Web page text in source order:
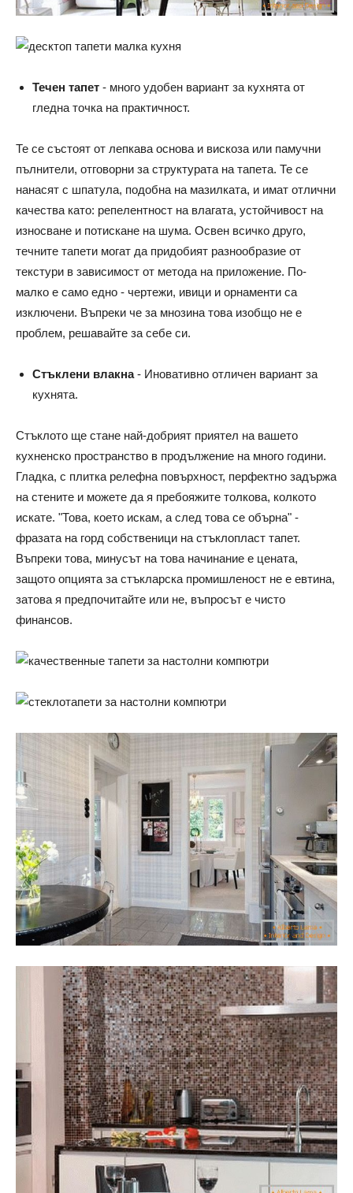
Течен тапет - много удобен вариант за кухнята от
гледна точка на практичност.
Те се състоят от лепкава основа и вискоза или памучни
пълнители, отговорни за структурата на тапета. Те се
нанасят с шпатула, подобна на мазилката, и имат отлични
качества като: репелентност на влагата, устойчивост на
износване и потискане на шума. Освен всичко друго,
течните тапети могат да придобият разнообразие от
текстури в зависимост от метода на приложение. По-
малко е само едно - чертежи, ивици и орнаменти са
изключени. Въпреки че за мнозина това изобщо не е
проблем, решавайте за себе си.
Стъклени влакна- Иновативно отличен вариант за
кухнята.
Стъклото ще стане най-добрият приятел на вашето
кухненско пространство в продължение на много години.
Гладка, с плитка релефна повърхност, перфектно задържа
на стените и можете да я пребояжите толкова, колкото
искате. "Това, което искам, а след това се обърна" -
фразата на горд собственици на стъклопласт тапет.
Въпреки това, минусът на това начинание е цената,
защото опцията за стъкларска промишленост не е евтина,
затова я предпочитайте или не, въпросът е чисто
финансов.